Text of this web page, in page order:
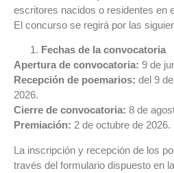
escritores nacidos o residentes en
El concurso se regirá por las
Fechas de la convocatoria
Apertura de convocatoria: 9 de
Recepción de poemarios: del 9
2026.
Cierre de convocatoria: 8 de
Premiación: 2 de octubre de 2026.
La inscripción y recepción de los
través del formulario dispuesto en